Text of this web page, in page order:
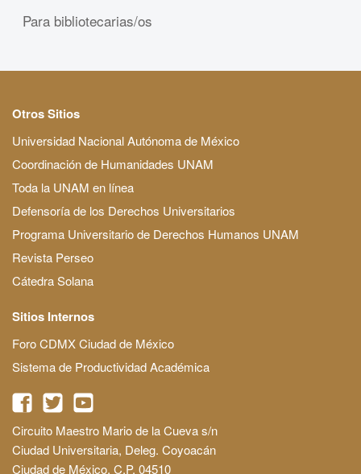
Para bibliotecarias/os
Otros Sitios
Universidad Nacional Autónoma de México
Coordinación de Humanidades UNAM
Toda la UNAM en línea
Defensoría de los Derechos Universitarios
Programa Universitario de Derechos Humanos UNAM
Revista Perseo
Cátedra Solana
Sitios Internos
Foro CDMX Ciudad de México
Sistema de Productividad Académica
Circuito Maestro Mario de la Cueva s/n
Ciudad Universitaria, Deleg. Coyoacán
Ciudad de México, C.P. 04510